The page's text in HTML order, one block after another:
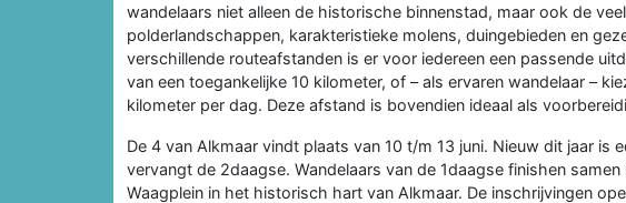
wandelaars niet alleen de historische binnenstad, maar ook de
polderlandschappen, karakteristieke molens, duingebieden en
verschillende routeafstanden is er voor iedereen een passende
van een toegankelijke 10 kilometer, of – als ervaren wandelaar –
kilometer per dag. Deze afstand is bovendien ideaal als
De 4 van Alkmaar vindt plaats van 10 t/m 13 juni. Nieuw dit jaar is
vervangt de 2daagse. Wandelaars van de 1daagse finishen
Waagplein in het historisch hart van Alkmaar. De inschrijvingen